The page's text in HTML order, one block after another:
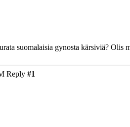
suomalaisia gynosta kärsiviä?
Reply #1